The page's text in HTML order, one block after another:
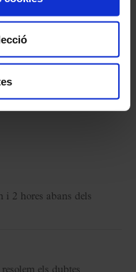
Palau de la
i 2 hores abans dels